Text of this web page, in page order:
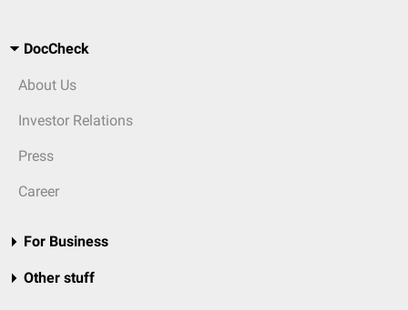
DocCheck
About Us
Investor Relations
Press
Career
For Business
Other stuff